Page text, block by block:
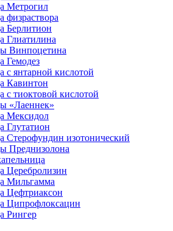
Метрогил
физраствора
Берлитион
Глиатилина
Винпоцетина
Гемодез
с янтарной кислотой
Кавинтон
с тиоктовой кислотой
«Лаеннек»
Мексидол
Глутатион
Стерофундин изотонический
Преднизолона
Церебролизин
Мильгамма
Цефтриаксон
Ципрофлоксацин
Рингер